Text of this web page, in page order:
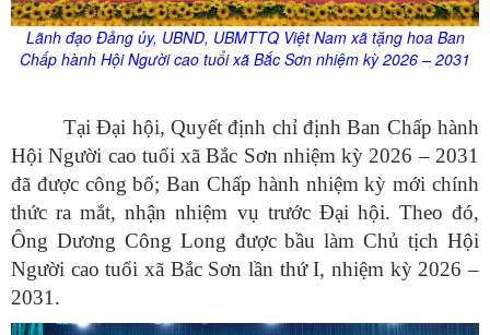
Lãnh đạo Đảng ủy, UBND, UBMTTQ Việt Nam xã tặng hoa Ban
Chấp hành Hội Người cao tuổi xã Bắc Sơn nhiệm kỳ 2026 – 2031
Tại Đại hội, Quyết định chỉ định Ban Chấp hành
Hội Người cao tuổi xã Bắc Sơn nhiệm kỳ 2026 – 2031
đã được công bố; Ban Chấp hành nhiệm kỳ mới chính
thức ra mắt, nhận nhiệm vụ trước Đại hội. Theo đó,
Ông Dương Công Long được bầu làm Chủ tịch Hội
Người cao tuổi xã Bắc Sơn lần thứ I, nhiệm kỳ 2026 –
2031.